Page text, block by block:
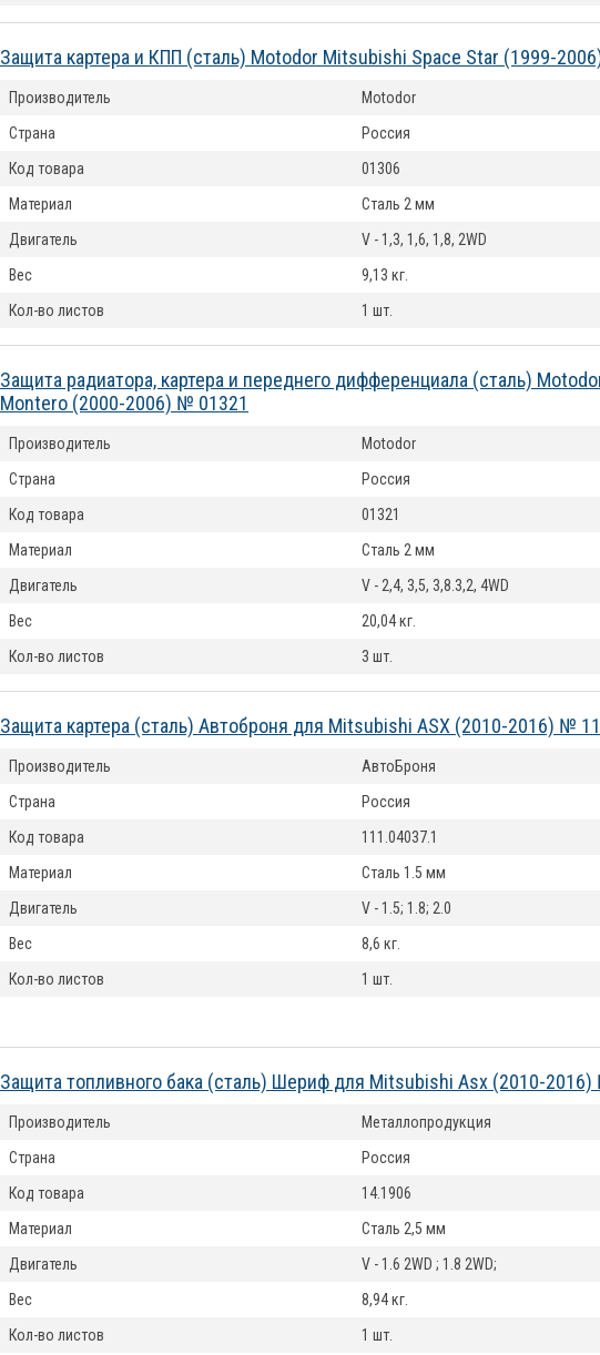
Защита картера и КПП (сталь) Motodor Mitsubishi Space Star (1999-
Производитель
Motodor
Страна
Россия
Код товара
01306
Материал
Сталь 2 мм
Двигатель
V - 1,3, 1,6, 1,8, 2WD
Вес
9,13 кг.
Кол-во листов
1 шт.
Защита радиатора, картера и переднего дифференциала (сталь)
Montero (2000-2006) № 01321
Производитель
Motodor
Страна
Россия
Код товара
01321
Материал
Сталь 2 мм
Двигатель
V - 2,4, 3,5, 3,8.3,2, 4WD
Вес
20,04 кг.
Кол-во листов
3 шт.
Защита картера (сталь) Автоброня для Mitsubishi ASX (2010-2016) №
Производитель
АвтоБроня
Страна
Россия
Код товара
111.04037.1
Материал
Сталь 1.5 мм
Двигатель
V - 1.5; 1.8; 2.0
Вес
8,6 кг.
Кол-во листов
1 шт.
Защита топливного бака (сталь) Шериф для Mitsubishi Asx (2010-
Производитель
Металлопродукция
Страна
Россия
Код товара
14.1906
Материал
Сталь 2,5 мм
Двигатель
V - 1.6 2WD ; 1.8 2WD;
Вес
8,94 кг.
Кол-во листов
1 шт.